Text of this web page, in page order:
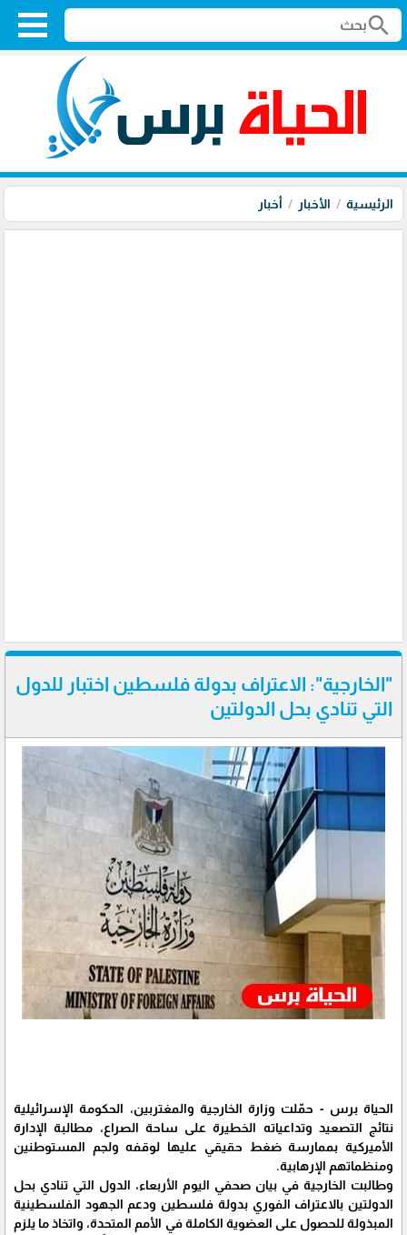
search
الرئيسية الأخبار أخبار
"الخارجية": الاعتراف بدولة فلسطين اختبار للدول
التي تنادي بحل الدولتين
الحياة برس - حمّلت وزارة الخارجية والمغتربين، الحكومة الإسرائيلية
نتائج التصعيد وتداعياته الخطيرة على ساحة الصراع، مطالبة الإدارة
الأميركية بممارسة ضغط حقيقي عليها لوقفه ولجم المستوطنين
ومنظماتهم الإرهابية.
وطالبت الخارجية في بيان صحفي اليوم الأربعاء، الدول التي تنادي بحل
الدولتين بالاعتراف الفوري بدولة فلسطين ودعم الجهود الفلسطينية
المبذولة للحصول على العضوية الكاملة في الأمم المتحدة، واتخاذ ما يلزم